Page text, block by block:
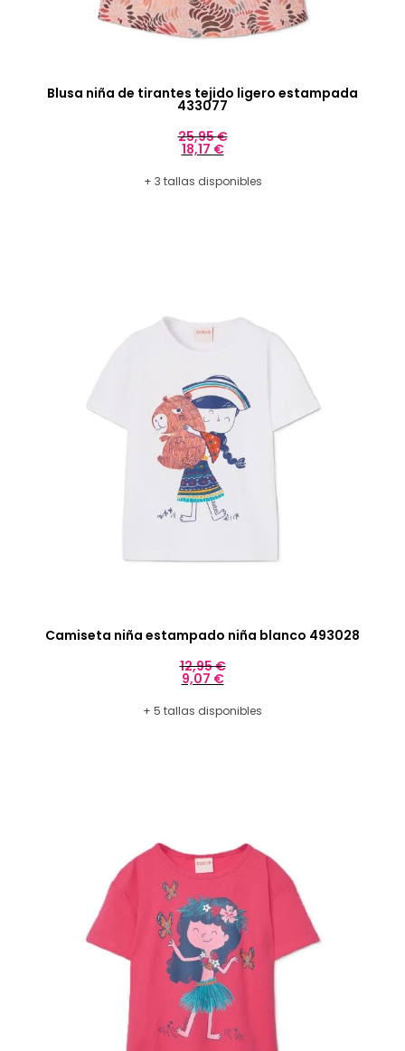
Blusa niña de tirantes tejido ligero estampada
433077
25,95€
18,17 €
+ 3 tallas disponibles
Camiseta niña estampado niña blanco 493028
12,95€
9,07 €
+ 5 tallas disponibles